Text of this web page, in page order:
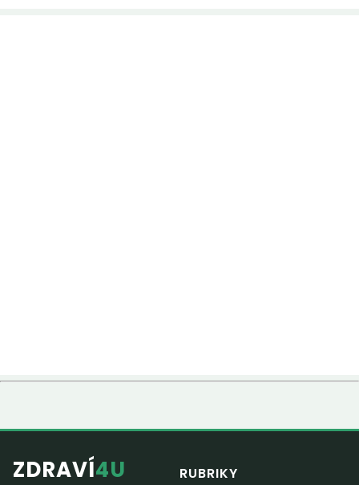
ZDRAVÍ4U RUBRIKY